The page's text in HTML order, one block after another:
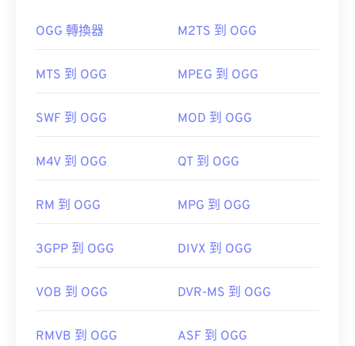
software.html" target="_blank">Animate Creative
href="https.com/9.com/html/html/html/Pet.comS.com
產品中開啟。其他可以開啟 FLV 的程式包括
以及其他。
開發者： Adobe
如何開啟 OGG 檔案？
實用連結：
https://xiph.org/vorbis/
OGG 轉換器 M2TS 到 OGG
MTS 到 OGG MPEG 到 OGG
SWF 到 OGG MOD 到 OGG
M4V 到 OGG QT 到 OGG
RM 到 OGG MPG 到 OGG
3GPP 到 OGG DIVX 到 OGG
VOB 到 OGG DVR-MS 到 OGG
RMVB 到 OGG ASF 到 OGG